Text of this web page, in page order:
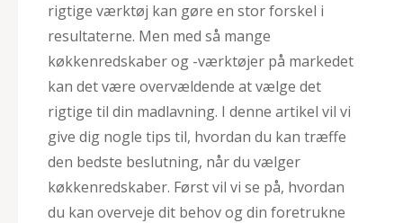
rigtige værktøj kan gøre en stor forskel i
resultaterne. Men med så mange
køkkenredskaber og -værktøjer på markedet
kan det være overvældende at vælge det
rigtige til din madlavning. I denne artikel vil vi
give dig nogle tips til, hvordan du kan træffe
den bedste beslutning, når du vælger
køkkenredskaber. Først vil vi se på, hvordan
du kan overveje dit behov og din foretrukne